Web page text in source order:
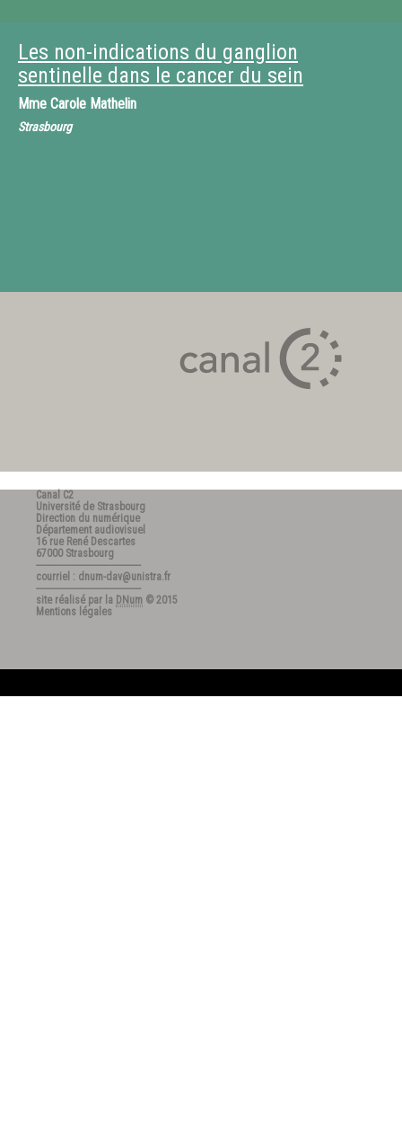
Les non-indications du ganglion
sentinelle dans le cancer du sein
Mme Carole Mathelin
Strasbourg
Canal C2
Université de Strasbourg
Direction du numérique
Département audiovisuel
16 rue René Descartes
67000 Strasbourg
---------------------------------------
courriel : dnum-dav@unistra.fr
---------------------------------------
site réalisé par la DNum © 2015
Mentions légales